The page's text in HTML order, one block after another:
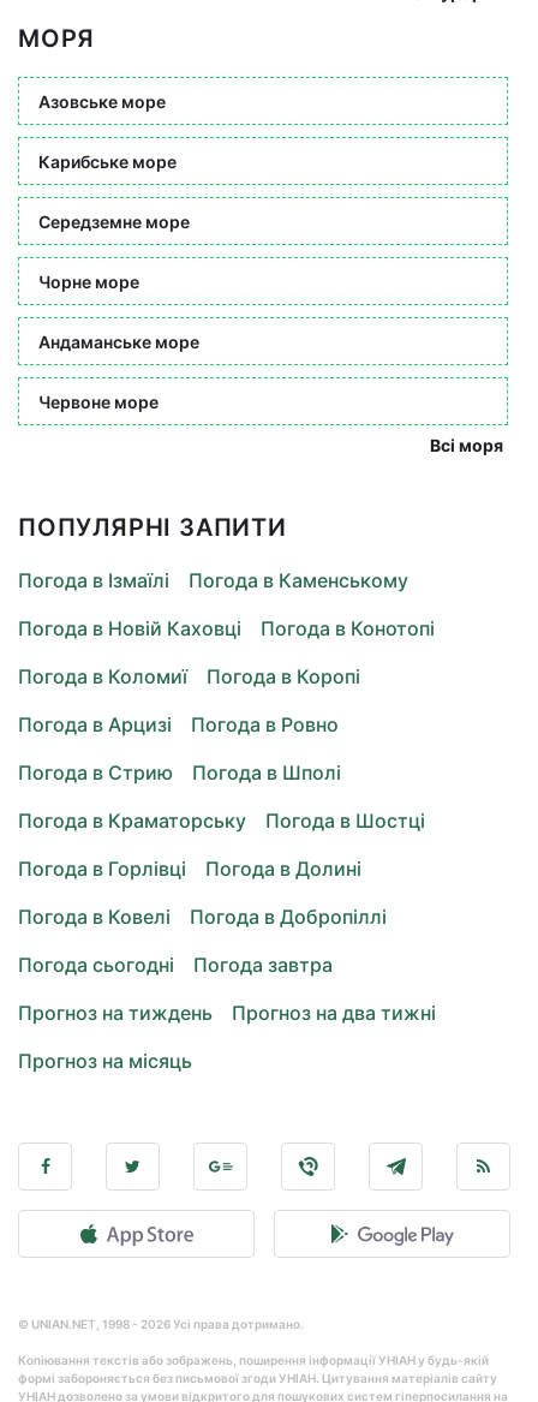
МОРЯ
Азовське море
Карибське море
Середземне море
Чорне море
Андаманське море
Червоне море
Всі моря
ПОПУЛЯРНІ ЗАПИТИ
Погода в Ізмаїлі
Погода в Каменському
Погода в Новій Каховці
Погода в Конотопі
Погода в Коломиї
Погода в Коропі
Погода в Арцизі
Погода в Ровно
Погода в Стрию
Погода в Шполі
Погода в Краматорську
Погода в Шостці
Погода в Горлівці
Погода в Долині
Погода в Ковелі
Погода в Добропіллі
Погода сьогодні
Погода завтра
Прогноз на тиждень
Прогноз на два тижні
Прогноз на місяць
© UNIAN.NET, 1998 - 2026 Усі права дотримано.
Копіювання текстів або зображень, поширення інформації УНІАН у будь-якій
формі забороняється без письмової згоди УНІАН. Цитування матеріалів сайту
УНІАН дозволено за умови відкритого для пошукових систем гіперпосилання на